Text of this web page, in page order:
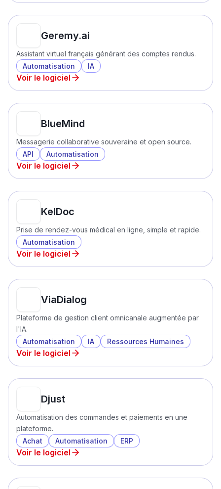
Geremy.ai
Assistant virtuel français générant des comptes rendus.
Automatisation
IA
Voir le logiciel
BlueMind
Messagerie collaborative souveraine et open source.
API
Automatisation
Voir le logiciel
KelDoc
Prise de rendez-vous médical en ligne, simple et rapide.
Automatisation
Voir le logiciel
ViaDialog
Plateforme de gestion client omnicanale augmentée par
l'IA.
Automatisation
IA Ressources Humaines
Voir le logiciel
Djust
Automatisation des commandes et paiements en une
plateforme.
Achat
Automatisation ERP
Voir le logiciel